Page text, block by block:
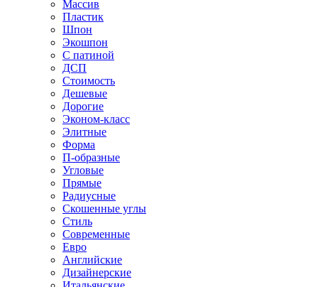
Массив
Пластик
Шпон
Экошпон
С патиной
ДСП
Стоимость
Дешевые
Дорогие
Эконом-класс
Элитные
Форма
П-образные
Угловые
Прямые
Радиусные
Скошенные углы
Стиль
Современные
Евро
Английские
Дизайнерские